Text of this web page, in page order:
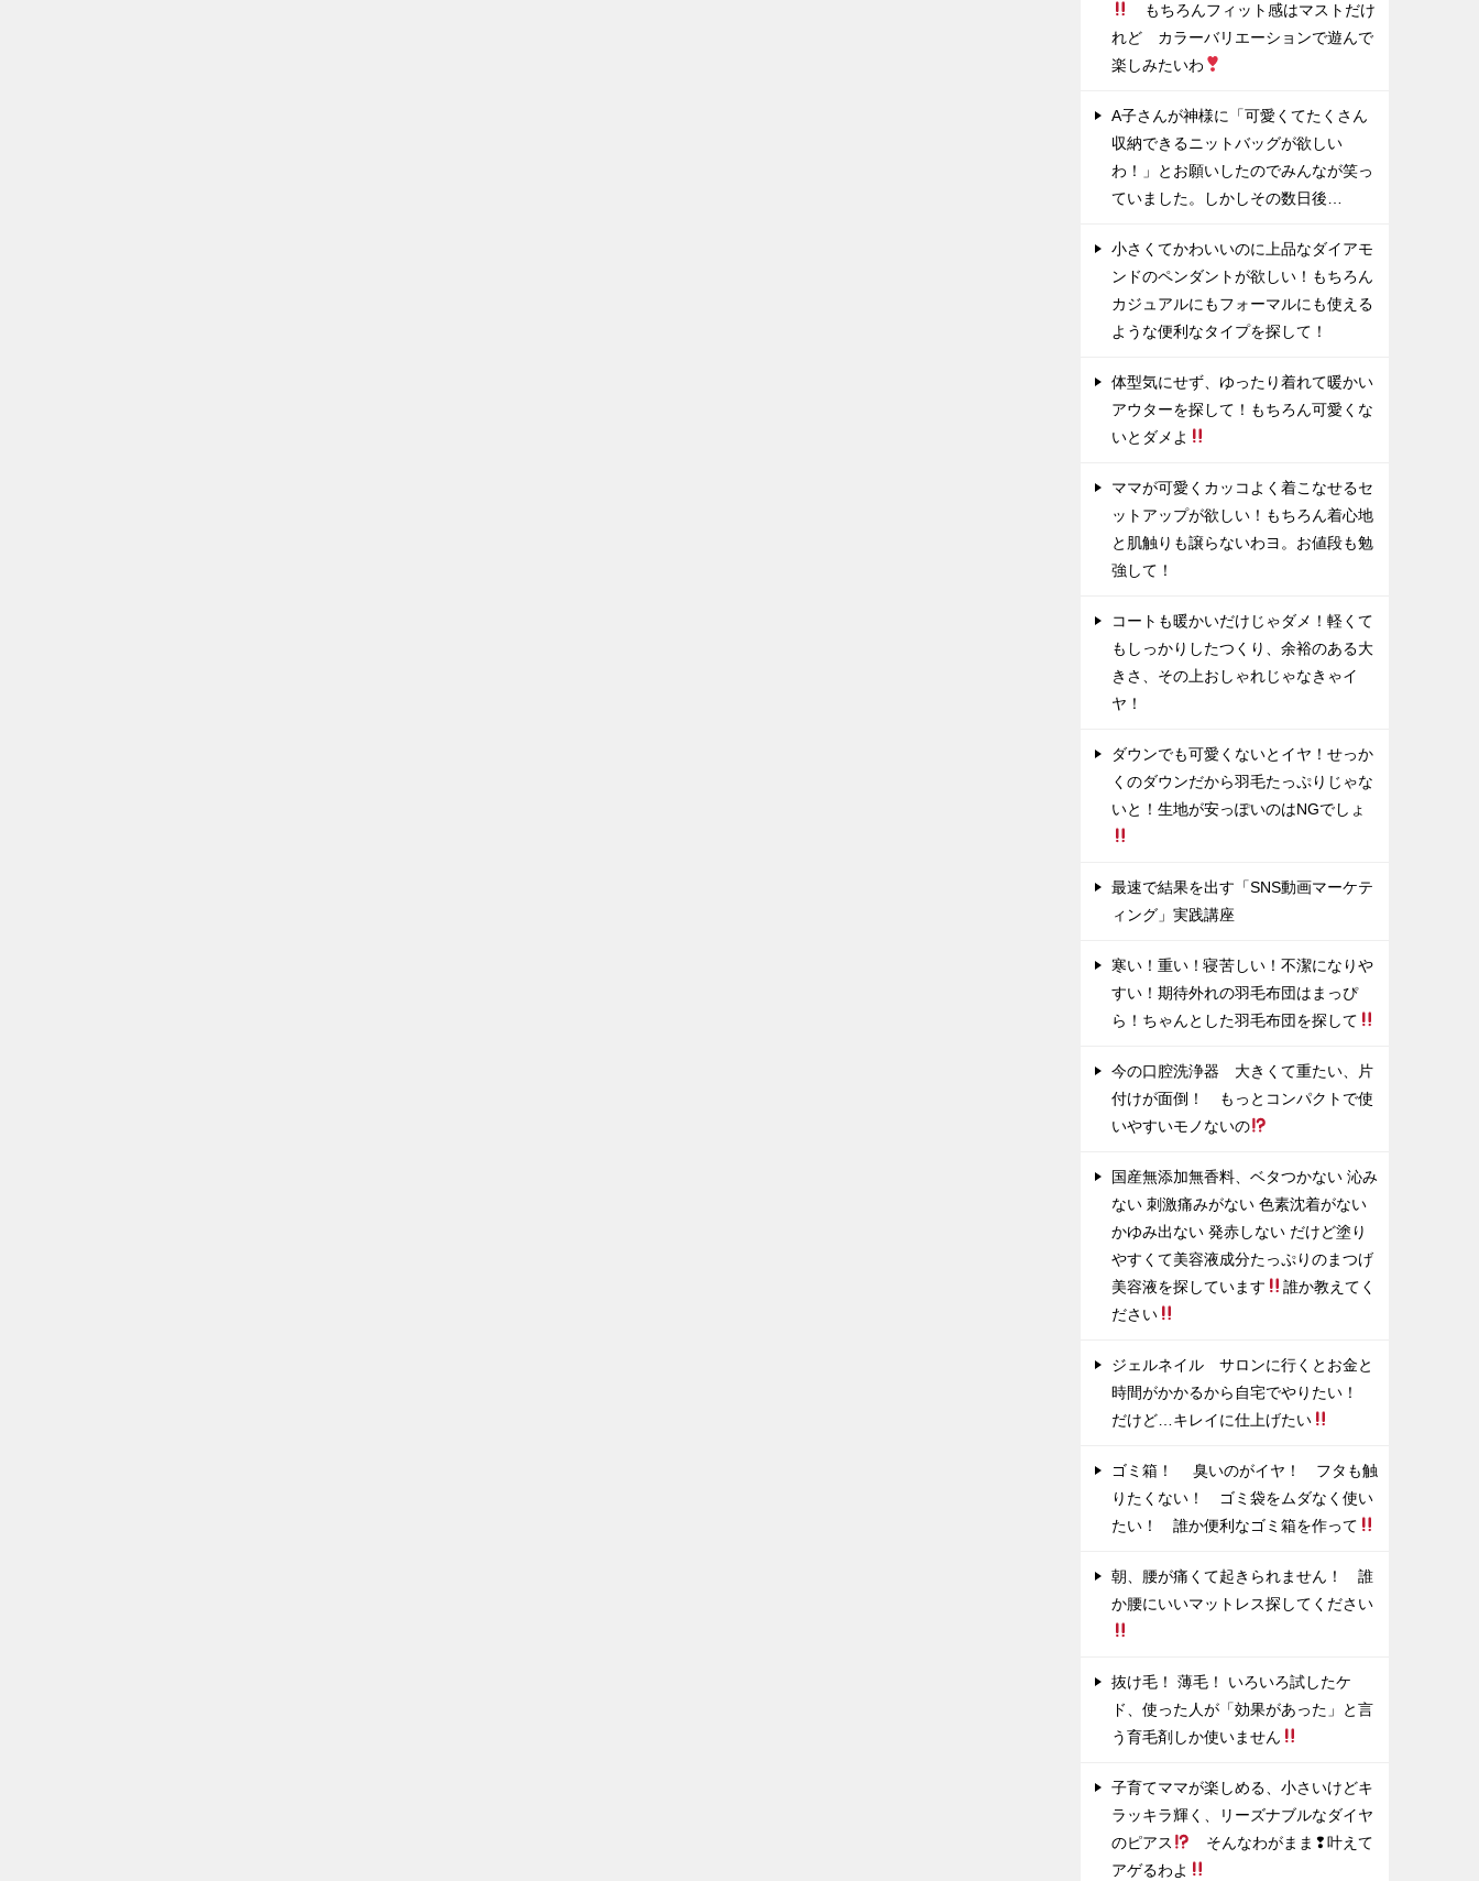
もちろんフィット感はマストだけ
れど カラーバリエーションで遊んで
楽しみたいわ
A子さんが神様に「可愛くてたくさん
収納できるニットバッグが欲しい
わ！」とお願いしたのでみんなが笑っ
ていました。しかしその数日後…
小さくてかわいいのに上品なダイアモ
ンドのペンダントが欲しい！もちろん
カジュアルにもフォーマルにも使える
ような便利なタイプを探して！
体型気にせず、ゆったり着れて暖かい
アウターを探して！もちろん可愛くな
いとダメよ
ママが可愛くカッコよく着こなせるセ
ットアップが欲しい！もちろん着心地
と肌触りも譲らないわヨ。お値段も勉
強して！
コートも暖かいだけじゃダメ！軽くて
もしっかりしたつくり、余裕のある大
きさ、その上おしゃれじゃなきゃイ
ヤ！
ダウンでも可愛くないとイヤ！せっか
くのダウンだから羽毛たっぷりじゃな
いと！生地が安っぽいのはNGでしょ
最速で結果を出す「SNS動画マーケテ
ィング」実践講座
寒い！重い！寝苦しい！不潔になりや
すい！期待外れの羽毛布団はまっぴ
ら！ちゃんとした羽毛布団を探して
今の口腔洗浄器 大きくて重たい、片
付けが面倒！ もっとコンパクトで使
いやすいモノないの
国産無添加無香料、ベタつかない 沁み
ない 刺激痛みがない 色素沈着がない
かゆみ出ない 発赤しない だけど塗り
やすくて美容液成分たっぷりのまつげ
美容液を探しています
誰か教えてく
ださい
ジェルネイル サロンに行くとお金と
時間がかかるから自宅でやりたい！
だけど…キレイに仕上げたい
ゴミ箱！ 臭いのがイヤ！ フタも触
りたくない！ ゴミ袋をムダなく使い
たい！ 誰か便利なゴミ箱を作って
朝、腰が痛くて起きられません！ 誰
か腰にいいマットレス探してください
抜け毛！ 薄毛！ いろいろ試したケ
ド、使った人が「効果があった」と言
う育毛剤しか使いません
子育てママが楽しめる、小さいけどキ
ラッキラ輝く、リーズナブルなダイヤ
のピアス
そんなわがまま❢叶えて
アゲるわよ